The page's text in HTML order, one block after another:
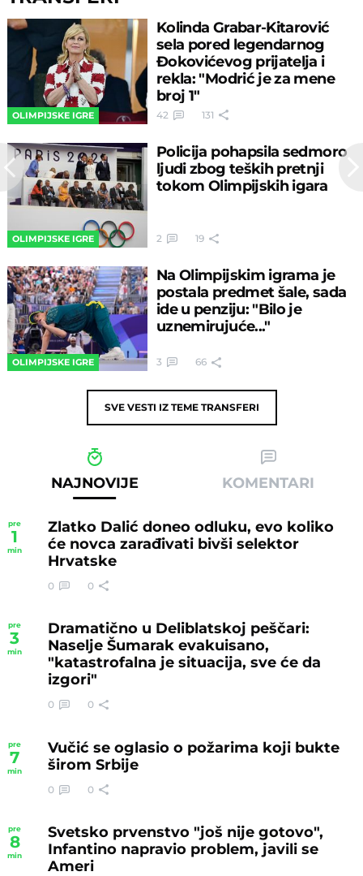
OLIMPIJSKE IGRE
Kolinda Grabar-Kitarović
sela pored legendarnog
Đokovićevog prijatelja i
rekla: "Modrić je za mene
broj 1"
42 131
OLIMPIJSKE IGRE
Policija pohapsila sedmoro
ljudi zbog teških pretnji
tokom Olimpijskih igara
2 19
OLIMPIJSKE IGRE
Na Olimpijskim igrama je
postala predmet šale, sada
ide u penziju: "Bilo je
uznemirujuće..."
3 66
SVE VESTI IZ TEME TRANSFERI
NAJNOVIJE KOMENTARI
pre
1
min
Zlatko Dalić doneo odluku, evo koliko
će novca zarađivati bivši selektor
Hrvatske
0 0
pre
3
min
Dramatično u Deliblatskoj peščari:
Naselje Šumarak evakuisano,
"katastrofalna je situacija, sve će da
izgori"
0 0
pre
7
min
Vučić se oglasio o požarima koji bukte
širom Srbije
0 0
pre
8
min
Svetsko prvenstvo "još nije gotovo",
Infantino napravio problem, javili se
Ameri